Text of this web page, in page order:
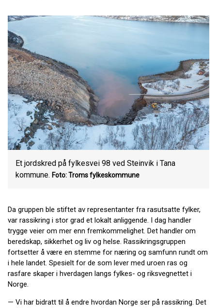
Et jordskred på fylkesvei 98 ved Steinvik i Tana
kommune. Foto: Troms fylkeskommune
Da gruppen ble stiftet av representanter fra rasutsatte fylker,
var rassikring i stor grad et lokalt anliggende. I dag handler
trygge veier om mer enn fremkommelighet. Det handler om
beredskap, sikkerhet og liv og helse. Rassikringsgruppen
fortsetter å være en stemme for næring og samfunn rundt om
i hele landet. Spesielt for de som lever med uroen ras og
rasfare skaper i hverdagen langs fylkes- og riksvegnettet i
Norge.
— Vi har bidratt til å endre hvordan Norge ser på rassikring. Det